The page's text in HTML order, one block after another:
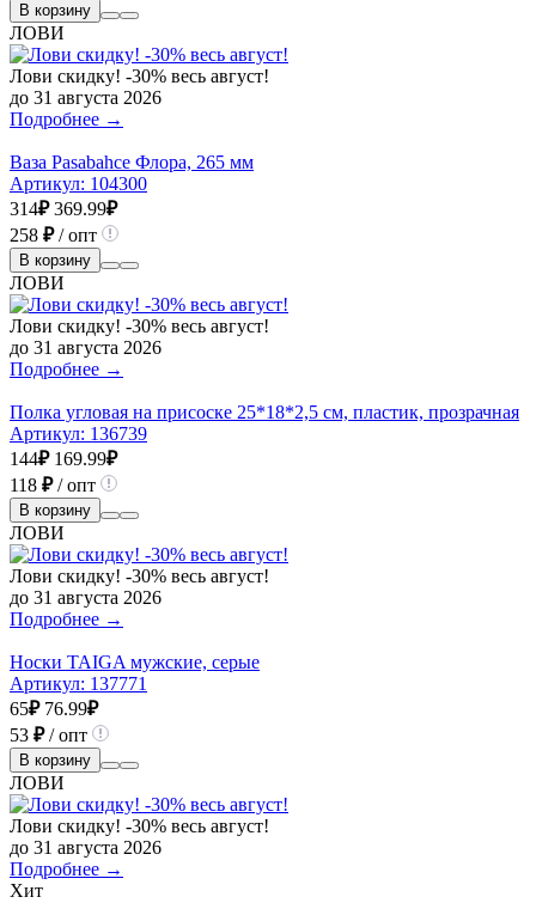
В корзину
ЛОВИ
Лови скидку! -30% весь август!
до 31 августа 2026
Подробнее →
Ваза Pasabahce Флора, 265 мм
Артикул: 104300
314₽ 369.99₽
258 ₽/ опт
В корзину
ЛОВИ
Лови скидку! -30% весь август!
до 31 августа 2026
Подробнее →
Полка угловая на присоске 25*18*2,5 см, пластик, прозрачная
Артикул: 136739
144₽ 169.99₽
118 ₽/ опт
В корзину
ЛОВИ
Лови скидку! -30% весь август!
до 31 августа 2026
Подробнее →
Носки TAIGA мужские, серые
Артикул: 137771
65₽ 76.99₽
53 ₽/ опт
В корзину
ЛОВИ
Лови скидку! -30% весь август!
до 31 августа 2026
Подробнее →
Хит